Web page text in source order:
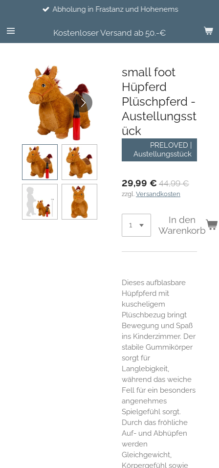
springen
Kostenloser Versand ab 50.-€
Abholung in Frastanz und Hohenems
small foot
Hüpferd
Plüschpferd -
Austellungsst
ück
PRELOVED |
Austellungsstück
29,99 € 44,99 €
zzgl. Versandkosten
In den
Warenkorb
Dieses aufblasbare
Hüpfpferd mit
kuscheligem
Plüschbezug bringt
Bewegung und Spaß
ins Kinderzimmer. Der
stabile Gummikörper
sorgt für
Langlebigkeit,
während das weiche
Fell für ein besonders
angenehmes
Spielgefühl sorgt.
Durch das fröhliche
Auf- und Abhüpfen
werden
Gleichgewicht,
Körpergefühl sowie